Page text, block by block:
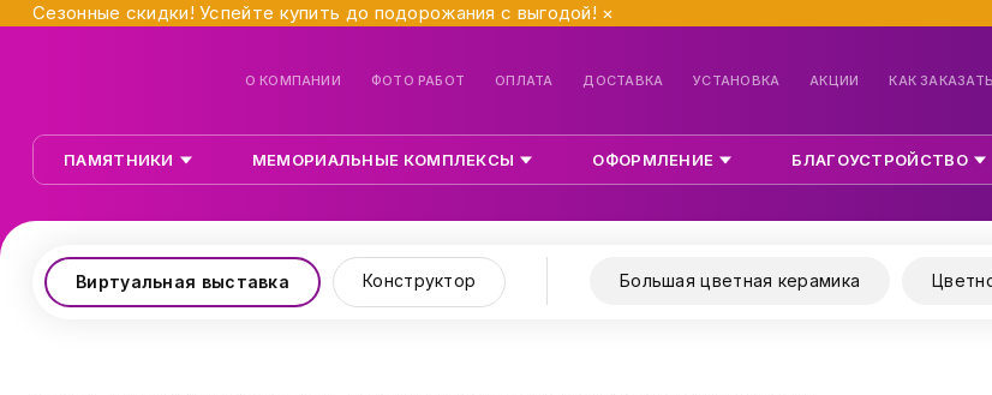
Сезонные скидки! Успейте купить до подорожания с выгодой! ×
О КОМПАНИИ ФОТО РАБОТ ОПЛАТА ДОСТАВКА УСТАНОВКА АКЦИИ КАК
ПАМЯТНИКИ МЕМОРИАЛЬНЫЕ КОМПЛЕКСЫ ОФОРМЛЕНИЕ БЛАГОУСТРОЙСТВО
Виртуальная выставка Конструктор Большая цветная керамика